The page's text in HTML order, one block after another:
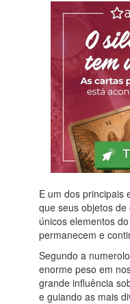
E um dos principais
que seus objetos
únicos elementos
permanecem e
Segundo a
enorme peso em
grande influência
e guiando as mais